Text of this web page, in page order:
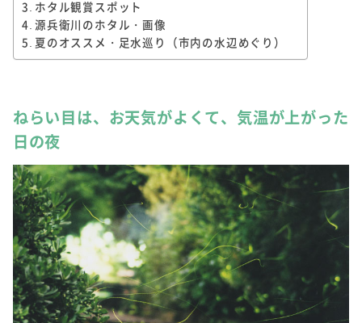
ホタル観賞スポット
源兵衛川のホタル・画像
夏のオススメ・足水巡り（市内の水辺めぐり）
ねらい目は、お天気がよくて、気温が上がった
日の夜